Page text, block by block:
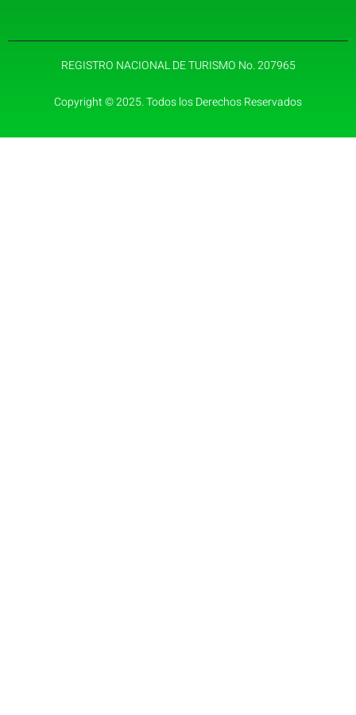
REGISTRO NACIONAL DE TURISMO No. 207965
Copyright © 2025. Todos los Derechos Reservados